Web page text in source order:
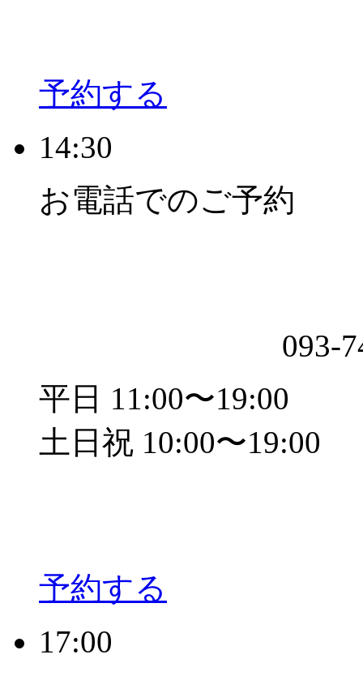
予約する
14:30
お電話でのご予約
093-
平日 11:00〜19:00
土日祝 10:00〜19:00
予約する
17:00